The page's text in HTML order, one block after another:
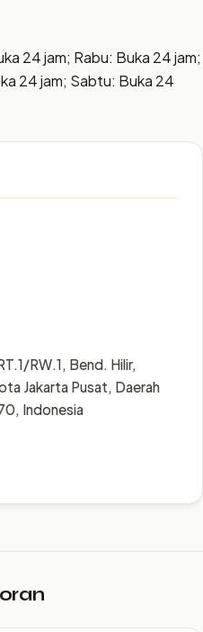
24 jam; Rabu: Buka 24 jam;
24 jam; Sabtu: Buka 24
RW.1, Bend. Hilir,
Jakarta Pusat, Daerah
Indonesia